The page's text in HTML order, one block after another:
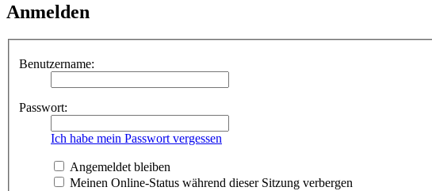
Anmelden
Benutzername:
Passwort:
Ich habe mein Passwort vergessen
Angemeldet bleiben
Meinen Online-Status während dieser Sitzung verbergen